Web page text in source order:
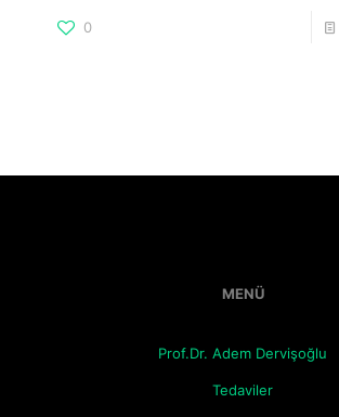
0
MENÜ
Prof.Dr. Adem Dervişoğlu
Tedaviler